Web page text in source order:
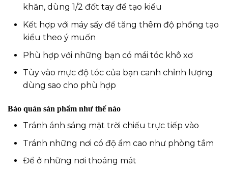
khăn, dùng 1/2 đốt tay để tạo kiểu
Kết hợp với máy sấy để tăng thêm độ phồng tạo
kiểu theo ý muốn
Phù hợp với những bạn có mái tóc khô xơ
Tùy vào mực độ tóc của bạn canh chỉnh lượng
dùng sao cho phù hợp
Bảo quản sản phẩm như thế nào
Tránh ánh sáng mặt trời chiếu trực tiếp vào
Tránh những nơi có độ ẩm cao như phòng tắm
Để ở những nơi thoáng mát